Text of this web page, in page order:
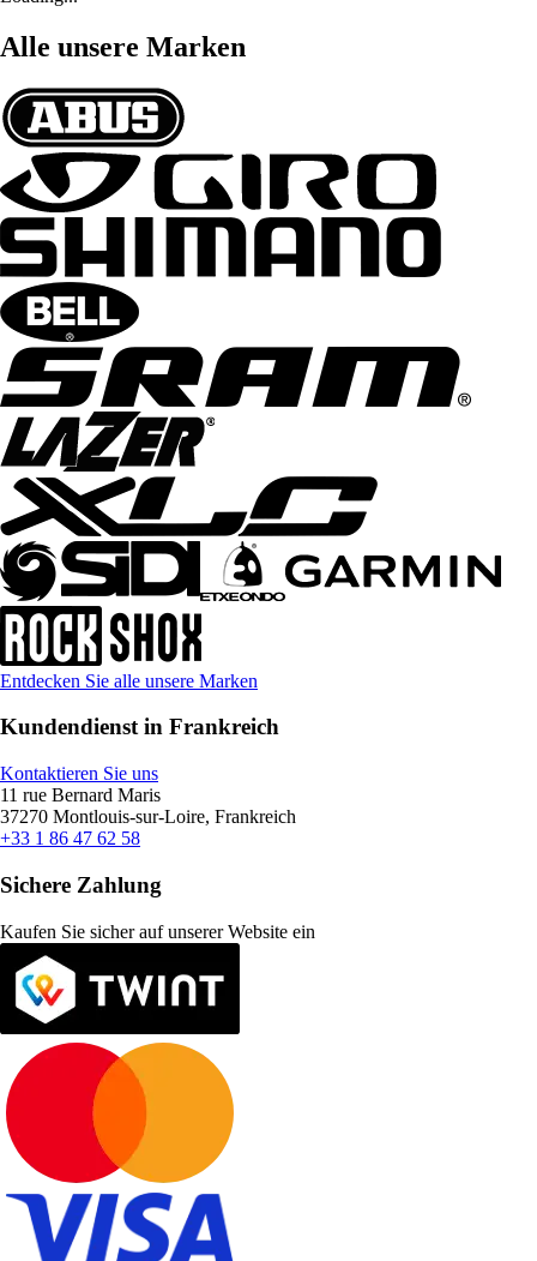
Alle unsere Marken
Entdecken Sie alle unsere Marken
Kundendienst in Frankreich
Kontaktieren Sie uns
11 rue Bernard Maris
37270 Montlouis-sur-Loire, Frankreich
+33 1 86 47 62 58
Sichere Zahlung
Kaufen Sie sicher auf unserer Website ein